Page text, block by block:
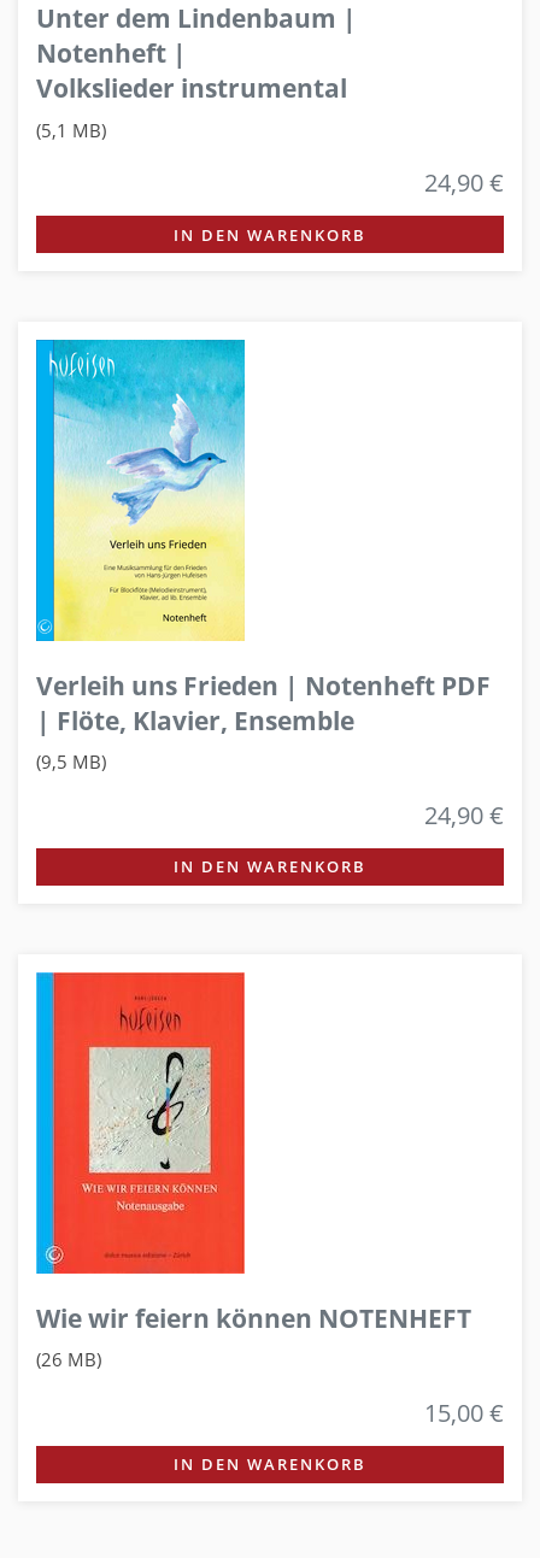
Unter dem Lindenbaum |
Notenheft |
Volkslieder instrumental
(5,1 MB)
24,90 €
IN DEN WARENKORB
Verleih uns Frieden | Notenheft PDF
| Flöte, Klavier, Ensemble
(9,5 MB)
24,90 €
IN DEN WARENKORB
Wie wir feiern können NOTENHEFT
(26 MB)
15,00 €
IN DEN WARENKORB